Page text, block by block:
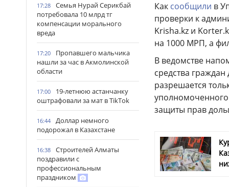
17:28
Семья Нурай Серикбай
потребовала 10 млрд тг
компенсации морального
вреда
17:20
Пропавшего мальчика
нашли за час в Акмолинской
области
17:00
19-летнюю астанчанку
оштрафовали за мат в TikTok
16:44
Доллар немного
подорожал в Казахстане
16:38
Строителей Алматы
поздравили с
профессиональным
праздником
Как сообщили в
проверки к
Krisha.kz и
на 1000 МРП, а
В ведомстве
средства
разрешается
защиты прав